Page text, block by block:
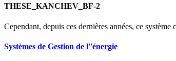
THESE_KANCHEV_BF-2
Cependant, depuis ces dernières années, ce
Systèmes de Gestion de l''énergie